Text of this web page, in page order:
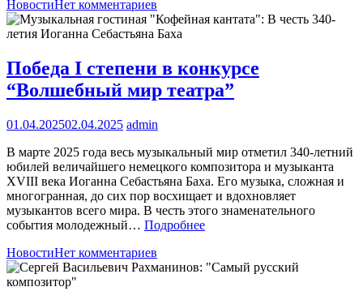
НовостиНет комментариев
Победа I степени в конкурсе
“Волшебный мир театра”
01.04.202502.04.2025 admin
В марте 2025 года весь музыкальный мир отметил 340-летний
юбилей величайшего немецкого композитора и музыканта
XVIII века Иоганна Себастьяна Баха. Его музыка, сложная и
многогранная, до сих пор восхищает и вдохновляет
музыкантов всего мира. В честь этого знаменательного
события молодежный… Подробнее
НовостиНет комментариев